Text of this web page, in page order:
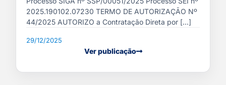
2025.190102.07230 TERMO DE AUTORIZAÇÃO Nº
44/2025 AUTORIZO a Contratação Direta por [...]
29/12/2025
Ver publicação